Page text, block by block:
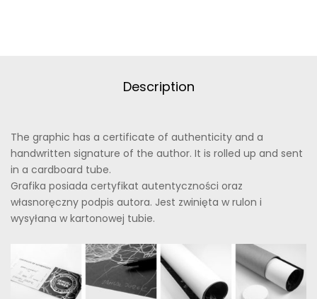
Description
The graphic has a certificate of authenticity and a
handwritten signature of the author. It is rolled up and sent
in a cardboard tube.
Grafika posiada certyfikat autentyczności oraz
własnoręczny podpis autora. Jest zwinięta w rulon i
wysyłana w kartonowej tubie.